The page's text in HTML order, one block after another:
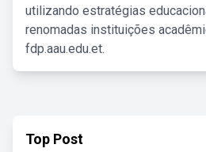
utilizando estratégias
renomadas instituições
fdp.aau.edu.et.
Top Post